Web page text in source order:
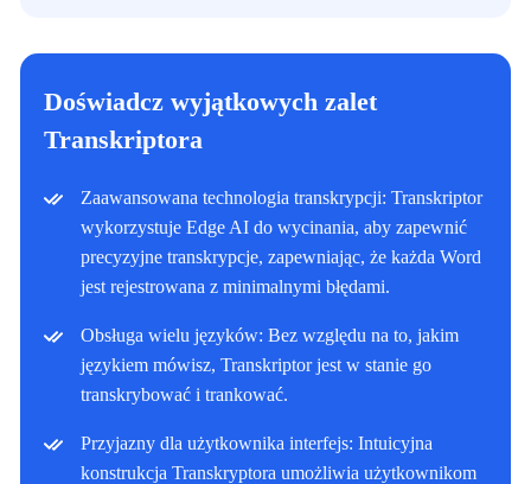
Doświadcz wyjątkowych zalet
Transkriptora
Zaawansowana technologia transkrypcji: Transkriptor
wykorzystuje Edge AI do wycinania, aby zapewnić
precyzyjne transkrypcje, zapewniając, że każda Word
jest rejestrowana z minimalnymi błędami.
Obsługa wielu języków: Bez względu na to, jakim
językiem mówisz, Transkriptor jest w stanie go
transkrybować i trankować.
Przyjazny dla użytkownika interfejs: Intuicyjna
konstrukcja Transkryptora umożliwia użytkownikom